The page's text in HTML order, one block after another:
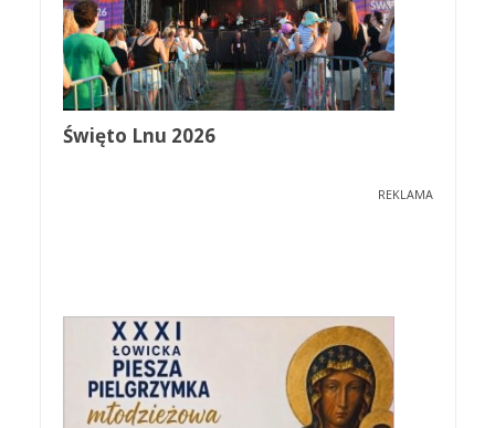
Święto Lnu 2026
REKLAMA